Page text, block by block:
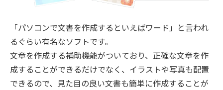
「パソコンで文書を作成するといえばワード」と言われ
るぐらい有名なソフトです。
文章を作成する補助機能がついており、正確な文章を作
成することができるだけでなく、イラストや写真も配置
できるので、見た目の良い文書も簡単に作成することが